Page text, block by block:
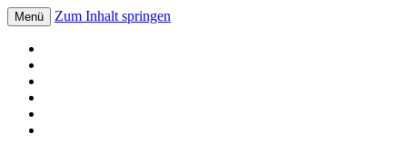
Volksschule Bad Blumau
Menü Zum Inhalt springen